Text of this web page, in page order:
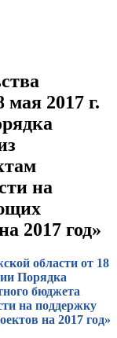
мая 2017 г.
на
2017 год»
области от 18
Порядка
бюджета
на поддержку
на 2017 год»